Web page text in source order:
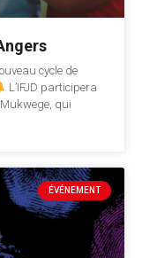
cycle de
L’IFJD participera
qui
ÉVÉNEMENT